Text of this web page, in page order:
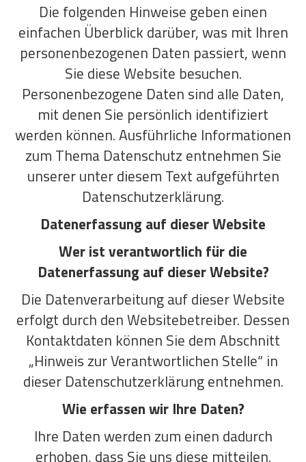
Die folgenden Hinweise geben einen
einfachen Überblick darüber, was mit Ihren
personenbezogenen Daten passiert, wenn
Sie diese Website besuchen.
Personenbezogene Daten sind alle Daten,
mit denen Sie persönlich identifiziert
werden können. Ausführliche Informationen
zum Thema Datenschutz entnehmen Sie
unserer unter diesem Text aufgeführten
Datenschutzerklärung.
Datenerfassung auf dieser Website
Wer ist verantwortlich für die
Datenerfassung auf dieser Website?
Die Datenverarbeitung auf dieser Website
erfolgt durch den Websitebetreiber. Dessen
Kontaktdaten können Sie dem Abschnitt
„Hinweis zur Verantwortlichen Stelle“ in
dieser Datenschutzerklärung entnehmen.
Wie erfassen wir Ihre Daten?
Ihre Daten werden zum einen dadurch
erhoben, dass Sie uns diese mitteilen.